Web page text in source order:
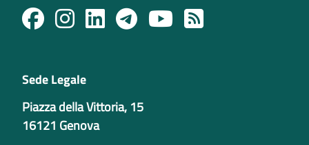
Sede Legale
Piazza della Vittoria, 15
16121 Genova